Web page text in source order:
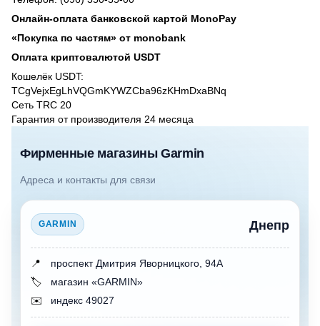
Онлайн-оплата банковской картой MonoPay
«Покупка по частям» от monobank
Оплата криптовалютой USDT
Кошелёк USDT:
TCgVejxEgLhVQGmKYWZCba96zKHmDxaBNq
Сеть TRC 20
Гарантия от производителя 24 месяцa
Фирменные магазины Garmin
Адреса и контакты для связи
GARMIN Днепр
📍
проспект Дмитрия Яворницкого, 94А
🏷️
магазин «GARMIN»
✉️
индекс 49027